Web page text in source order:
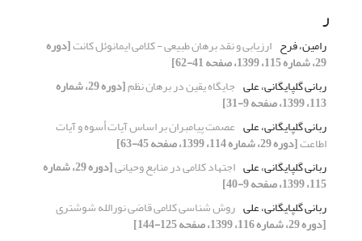
ر
رامین، فرح ارزیابی و نقد برهان طبیعی - کلامی ایمانوئل کانت[دوره
29، شماره 115، 1399، صفحه 41-62]
ربانی گلپایگانی، علی جایگاه یقین در برهان نظم [دوره 29، شماره
113، 1399، صفحه 9-31]
ربانی گلپایگانی، علی عصمت پیامبران بر اساس آیات أسوه و آیات
اطاعت[دوره 29، شماره 114، 1399، صفحه 45-63]
ربانی گلپایگانی، علی اجتهاد کلامی در منابع وحیانی [دوره 29، شماره
115، 1399، صفحه 9-40]
ربانی گلپایگانی، علی روش شناسی کلامی قاضی نورالله شوشتری
[دوره 29، شماره 116، 1399، صفحه 125-144]